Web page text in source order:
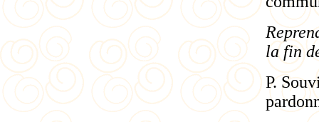
la fin
P.